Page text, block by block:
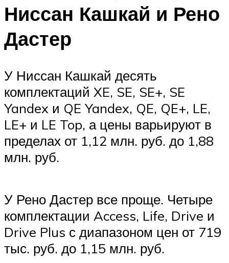
Ниссан Кашкай и Рено
Дастер
У Ниссан Кашкай десять
комплектаций XE, SE, SE+, SE
Yandex и QE Yandex, QE, QE+, LE,
LE+ и LE Top, а цены варьируют в
пределах от 1,12 млн. руб. до 1,88
млн. руб.
У Рено Дастер все проще. Четыре
комплектации Access, Life, Drive и
Drive Plus с диапазоном цен от 719
тыс. руб. до 1,15 млн. руб.